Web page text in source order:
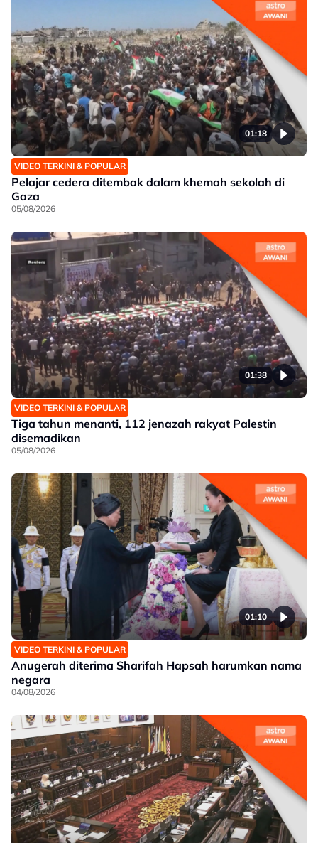
01:18
VIDEO TERKINI & POPULAR
Pelajar cedera ditembak dalam khemah sekolah di
Gaza
05/08/2026
01:38
VIDEO TERKINI & POPULAR
Tiga tahun menanti, 112 jenazah rakyat Palestin
disemadikan
05/08/2026
01:10
VIDEO TERKINI & POPULAR
Anugerah diterima Sharifah Hapsah harumkan nama
negara
04/08/2026